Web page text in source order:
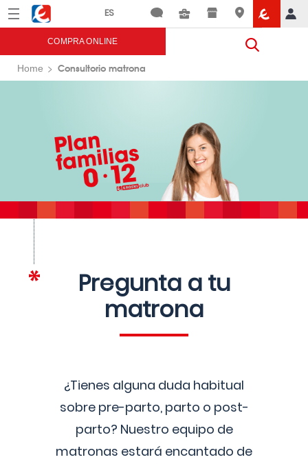
Menú Eroski
COMPRA ONLINE
Home Consultorio matrona
Pregunta a tu
matrona
¿Tienes alguna duda habitual
sobre pre-parto, parto o post-
parto? Nuestro equipo de
matronas estará encantado de